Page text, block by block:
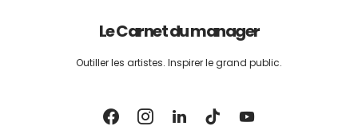
Le Carnet du manager
Outiller les artistes. Inspirer le grand public.